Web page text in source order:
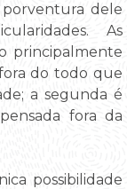
porventura dele
As
principalmente
do todo que
a segunda é
fora da
possibilidade